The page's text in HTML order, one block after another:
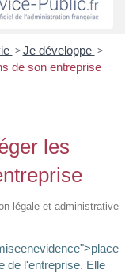
> Je développe >
de son entreprise
les
légale et administrative
de l'entreprise. Elle